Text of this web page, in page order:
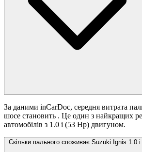
За даними inCarDoc, середня витрата
шосе становить . Це один з найкращих
автомобілів з 1.0 i (53 Hp) двигуном.
Скільки пального споживає Suzuki Ignis 1.0